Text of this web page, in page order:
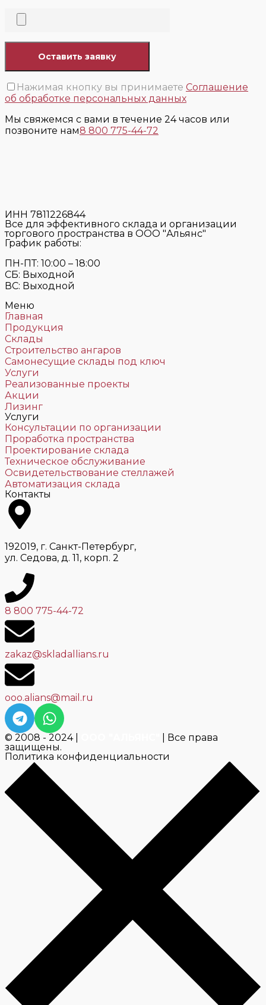
Нажимая кнопку вы принимаете Соглашение
об обработке персональных данных
Мы свяжемся с вами в течение 24 часов или
позвоните нам8 800 775-44-72
ИНН 7811226844
Все для эффективного склада и организации
торгового пространства в ООО "Альянс"
График работы:
ПН-ПТ: 10:00 – 18:00
СБ: Выходной
ВС: Выходной
Меню
Главная
Продукция
Склады
Строительство ангаров
Самонесущие склады под ключ
Услуги
Реализованные проекты
Акции
Лизинг
Услуги
Консультации по организации
Проработка пространства
Проектирование склада
Техническое обслуживание
Освидетельствование стеллажей
Автоматизация склада
Контакты
192019, г. Санкт-Петербург,
ул. Седова, д. 11, корп. 2
8 800 775-44-72
zakaz@skladallians.ru
ooo.alians@mail.ru
© 2008 - 2024 |
| Все права
защищены.
Политика конфиденциальности